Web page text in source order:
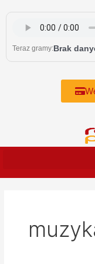
content
Teraz gramy:Brak